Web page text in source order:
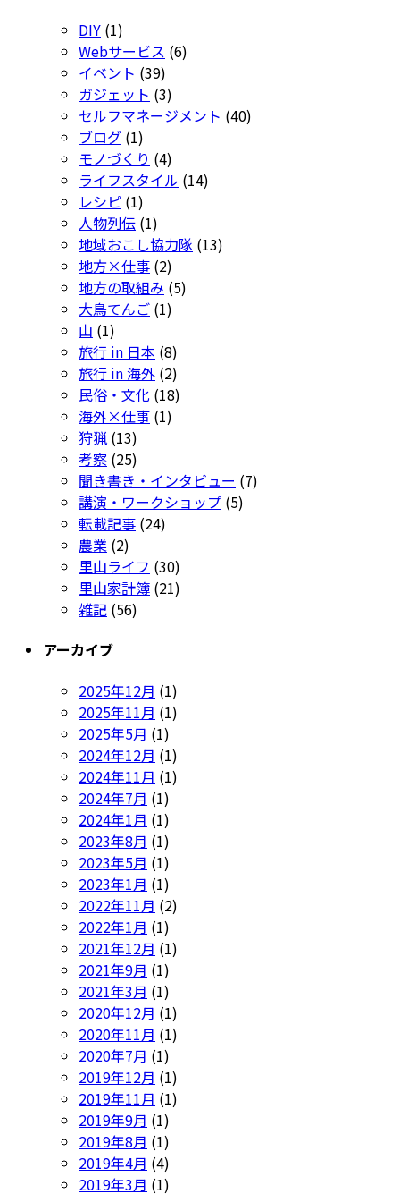
DIY (1)
Webサービス (6)
イベント (39)
ガジェット (3)
セルフマネージメント (40)
ブログ (1)
モノづくり (4)
ライフスタイル (14)
レシピ (1)
人物列伝 (1)
地域おこし協力隊 (13)
地方×仕事 (2)
地方の取組み (5)
大鳥てんご (1)
山 (1)
旅行 in 日本 (8)
旅行 in 海外 (2)
民俗・文化 (18)
海外×仕事 (1)
狩猟 (13)
考察 (25)
聞き書き・インタビュー (7)
講演・ワークショップ (5)
転載記事 (24)
農業 (2)
里山ライフ (30)
里山家計簿 (21)
雑記 (56)
アーカイブ
2025年12月 (1)
2025年11月 (1)
2025年5月 (1)
2024年12月 (1)
2024年11月 (1)
2024年7月 (1)
2024年1月 (1)
2023年8月 (1)
2023年5月 (1)
2023年1月 (1)
2022年11月 (2)
2022年1月 (1)
2021年12月 (1)
2021年9月 (1)
2021年3月 (1)
2020年12月 (1)
2020年11月 (1)
2020年7月 (1)
2019年12月 (1)
2019年11月 (1)
2019年9月 (1)
2019年8月 (1)
2019年4月 (4)
2019年3月 (1)